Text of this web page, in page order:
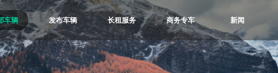
车辆 发布车辆 长租服务 商务专车 新闻